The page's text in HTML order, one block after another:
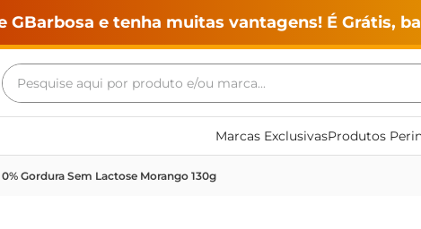
GBarbosa e tenha muitas vantagens! É Grátis,
Pesquise aqui por produto e/ou marca...
Marcas ExclusivasProdutos
Gordura Sem Lactose Morango 130g
Termos mais buscados
maquina lavar